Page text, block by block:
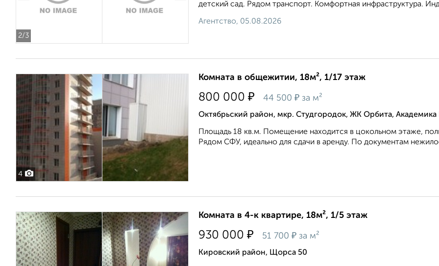
2/3
детский сад. Рядом транспорт. Комфортная инфраструктура.
Агентство, 05.08.2026
4
Комната в общежитии, 18м², 1/17 этаж
800 000 ₽ 44 500 ₽ за м²
Октябрьский район, мкр. Студгородок, ЖК Орбита, Академика
Площадь 18 кв.м. Помещение находится в цокольном этаже,
Рядом СФУ, идеально для сдачи в аренду. По документам
Комната в 4-к квартире, 18м², 1/5 этаж
930 000 ₽ 51 700 ₽ за м²
Кировский район, Щорса 50